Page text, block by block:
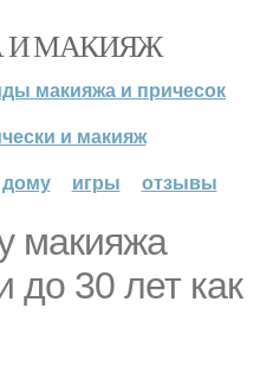
И МАКИЯЖ
макияжа и причесок
и макияж
игры отзывы
макияжа
до 30 лет как